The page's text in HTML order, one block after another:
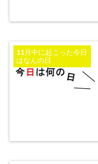
11月中に起こった今日
はなんの日